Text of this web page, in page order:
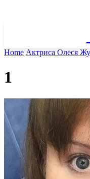
Home Актриса Олеся
1